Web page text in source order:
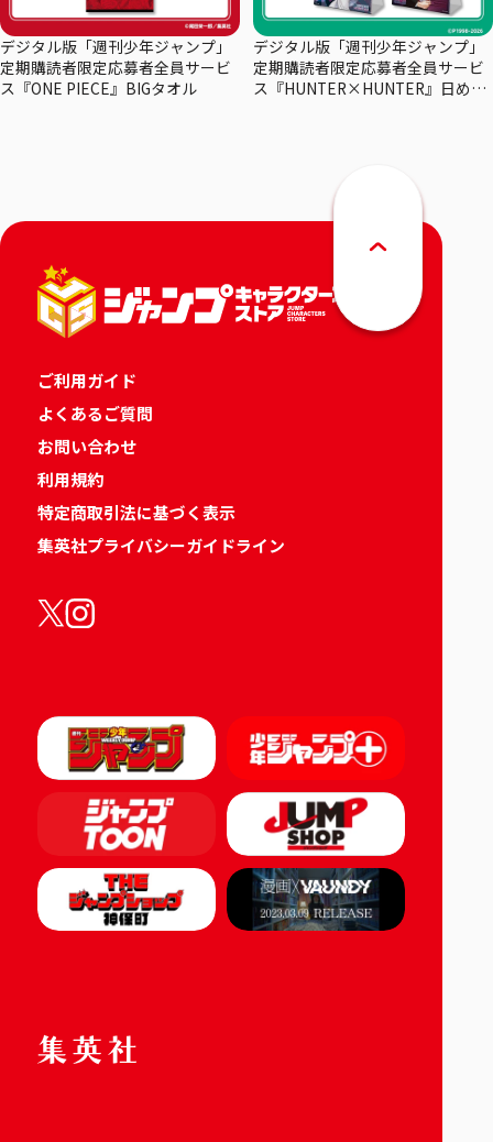
デジタル版「週刊少年ジャンプ」
定期購読者限定応募者全員サービ
ス『ONE PIECE』BIGタオル
デジタル版「週刊少年ジャンプ」
定期購読者限定応募者全員サービ
ス『HUNTER×HUNTER』日めく
ご利用ガイド
よくあるご質問
お問い合わせ
利用規約
特定商取引法に基づく表示
集英社プライバシーガイドライン